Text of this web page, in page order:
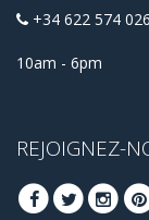
+34 622 574 026
10am - 6pm
REJOIGNEZ-